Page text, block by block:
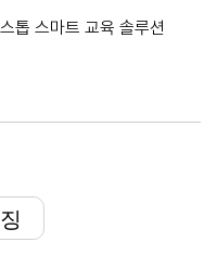
톱 스마트 교육 솔루션